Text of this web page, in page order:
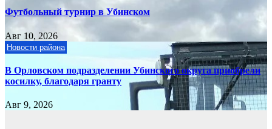
Футбольный турнир в Убинском
Авг 10, 2026
Новости района
В Орловском подразделении Убинского округа приобрели
косилку, благодаря гранту
Авг 9, 2026